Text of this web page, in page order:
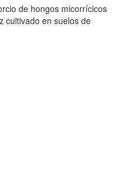
de hongos micorrícicos
cultivado en suelos de